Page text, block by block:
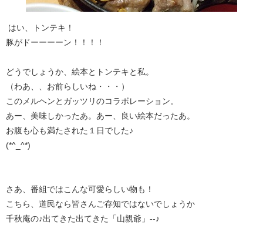
はい、トンテキ！
豚がドーーーーン！！！！
どうでしょうか、絵本とトンテキと私。
（わあ、、お前らしいね・・・）
このメルヘンとガッツリのコラボレーション。
あー、美味しかったあ。あー、良い絵本だったあ。
お腹も心も満たされた１日でした♪
(*^_^*)
さあ、番組ではこんな可愛らしい物も！
こちら、道民なら皆さんご存知ではないでしょうか
千秋庵の♪出てきた出てきた「山親爺」--♪